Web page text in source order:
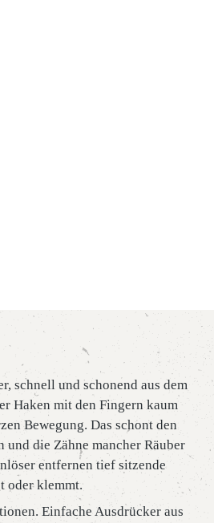
schnell und schonend aus dem
Haken mit den Fingern kaum
Bewegung. Das schont den
und die Zähne mancher Räuber
entfernen tief sitzende
oder klemmt.
Einfache Ausdrücker aus